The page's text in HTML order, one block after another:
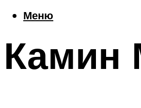
Меню
Камин